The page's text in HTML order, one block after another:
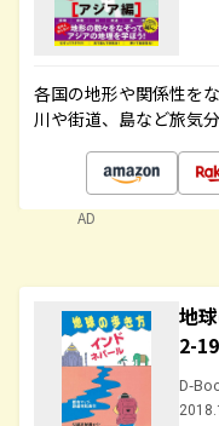
各国の地形や関係性を
川や街道、島など旅気
AD
地
2-
D-